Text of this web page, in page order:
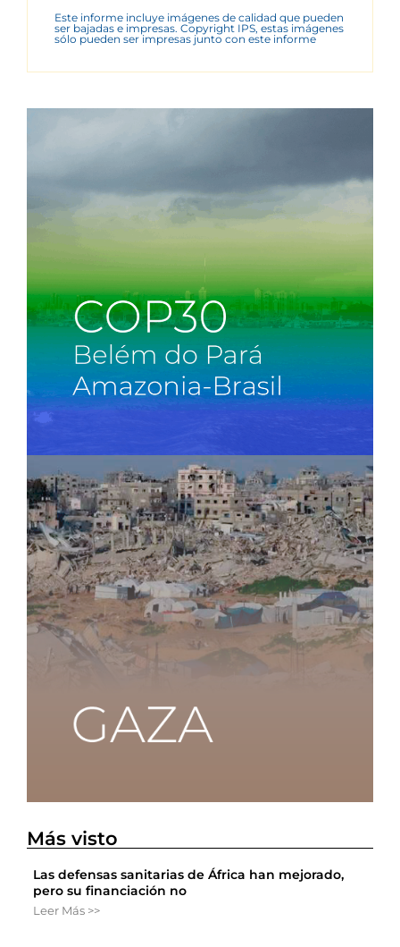
Este informe incluye imágenes de calidad que pueden
ser bajadas e impresas. Copyright IPS, estas imágenes
sólo pueden ser impresas junto con este informe
Más visto
Las defensas sanitarias de África han mejorado,
pero su financiación no
Leer Más >>